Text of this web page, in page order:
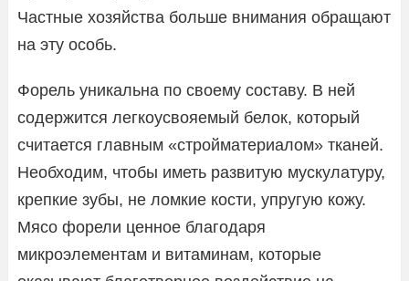
Частные хозяйства больше внимания обращают
на эту особь.
Форель уникальна по своему составу. В ней
содержится легкоусвояемый белок, который
считается главным «стройматериалом» тканей.
Необходим, чтобы иметь развитую мускулатуру,
крепкие зубы, не ломкие кости, упругую кожу.
Мясо форели ценное благодаря
микроэлементам и витаминам, которые